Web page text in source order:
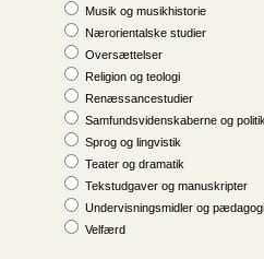
Musik og musikhistorie
Nærorientalske studier
Oversættelser
Religion og teologi
Renæssancestudier
Samfunds­videnskaberne og politik
Sprog og lingvistik
Teater og dramatik
Tekstudgaver og manuskripter
Undervisningsmidler og
Velfærd